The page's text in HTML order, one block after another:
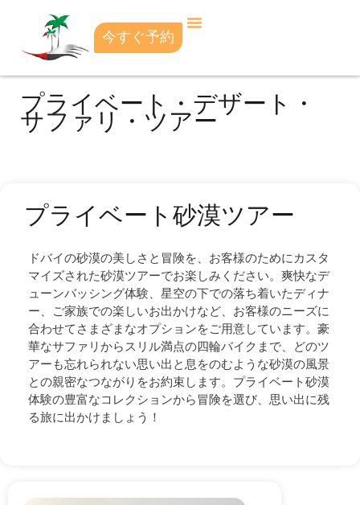
今すぐ予約
プライベート・デザート・
サファリ・ツアー
プライベート砂漠ツアー
ドバイの砂漠の美しさと冒険を、お客様のためにカスタ
マイズされた砂漠ツアーでお楽しみください。爽快なデ
ューンバッシング体験、星空の下での落ち着いたディナ
ー、ご家族での楽しいお出かけなど、お客様のニーズに
合わせてさまざまなオプションをご用意しています。豪
華なサファリからスリル満点の四輪バイクまで、どのツ
アーも忘れられない思い出と息をのむような砂漠の風景
との親密なつながりをお約束します。プライベート砂漠
体験の豊富なコレクションから冒険を選び、思い出に残
る旅に出かけましょう！